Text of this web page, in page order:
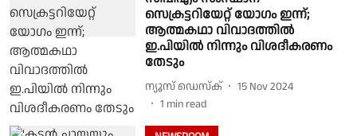
സെക്രട്ടറിയേറ്റ് യോഗം ഇന്ന്;
ആത്മകഥാ വിവാദത്തിൽ
ഇ.പിയിൽ നിന്നും വിശദീകരണം
തേടും
ന്യൂസ് ഡെസ്ക്
15 Nov 2024
1 min read